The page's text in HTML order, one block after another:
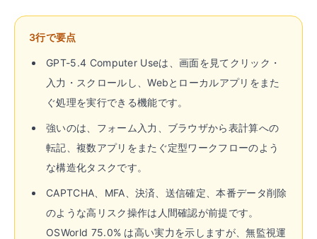
3行で要点
GPT-5.4 Computer Useは、画面を見てクリック・
入力・スクロールし、Webとローカルアプリをまた
ぐ処理を実行できる機能です。
強いのは、フォーム入力、ブラウザから表計算への
転記、複数アプリをまたぐ定型ワークフローのよう
な構造化タスクです。
CAPTCHA、MFA、決済、送信確定、本番データ削除
のような高リスク操作は人間確認が前提です。
OSWorld 75.0% は高い実力を示しますが、無監視運